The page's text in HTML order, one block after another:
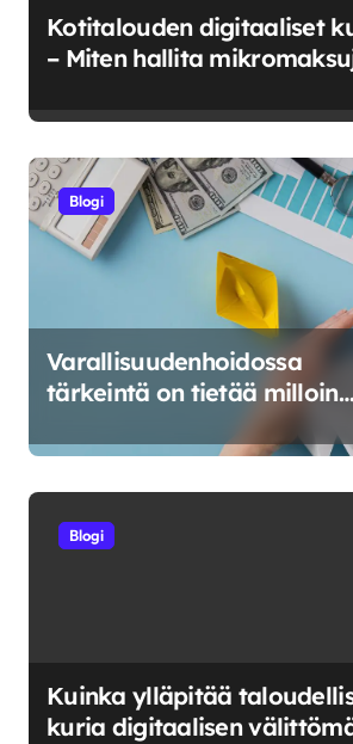
Kotitalouden digitaaliset
– Miten hallita
Blogi
Varallisuudenhoidossa
tärkeintä on tietää milloin
riskeerata ja milloin
Blogi
Kuinka ylläpitää
kuria digitaalisen